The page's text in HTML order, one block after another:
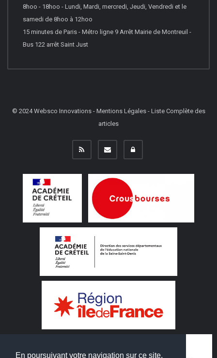
En poursuivant votre navigation sur ce site,
8hoo - 18hoo - Lundi, Mardi, mercredi, Jeudi, Vendredi et le
samedi de 8hoo à 12hoo
15 minutes de Paris - Métro ligne 9 Arrêt Mairie de Montreuil -
Bus 122 arrêt Saint Just
© 2024Websco Innovations- Mentions Légales- Liste Complète des
articles